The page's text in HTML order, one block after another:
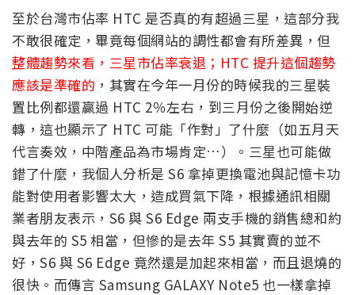
至於台灣市佔率 HTC 是否真的有超過三星，這部分我
不敢很確定，畢竟每個網站的調性都會有所差異，但
整體趨勢來看，三星市佔率衰退；HTC 提升這個趨勢
應該是準確的 ，其實在今年一月份的時候我的三星裝
置比例都還贏過 HTC 2％左右，到三月份之後開始逆
轉，這也顯示了 HTC 可能「作對」了什麼（如五月天
代言奏效，中階產品為市場肯定…）。三星也可能做
錯了什麼，我個人分析是 S6 拿掉更換電池與記憶卡功
能對使用者影響太大，造成買氣下降，根據通訊相關
業者朋友表示，S6 與 S6 Edge 兩支手機的銷售總和約
與去年的 S5 相當，但慘的是去年 S5 其實賣的並不
好，S6 與 S6 Edge 竟然還是加起來相當，而且退燒的
很快。而傳言 Samsung GALAXY Note5 也一樣拿掉